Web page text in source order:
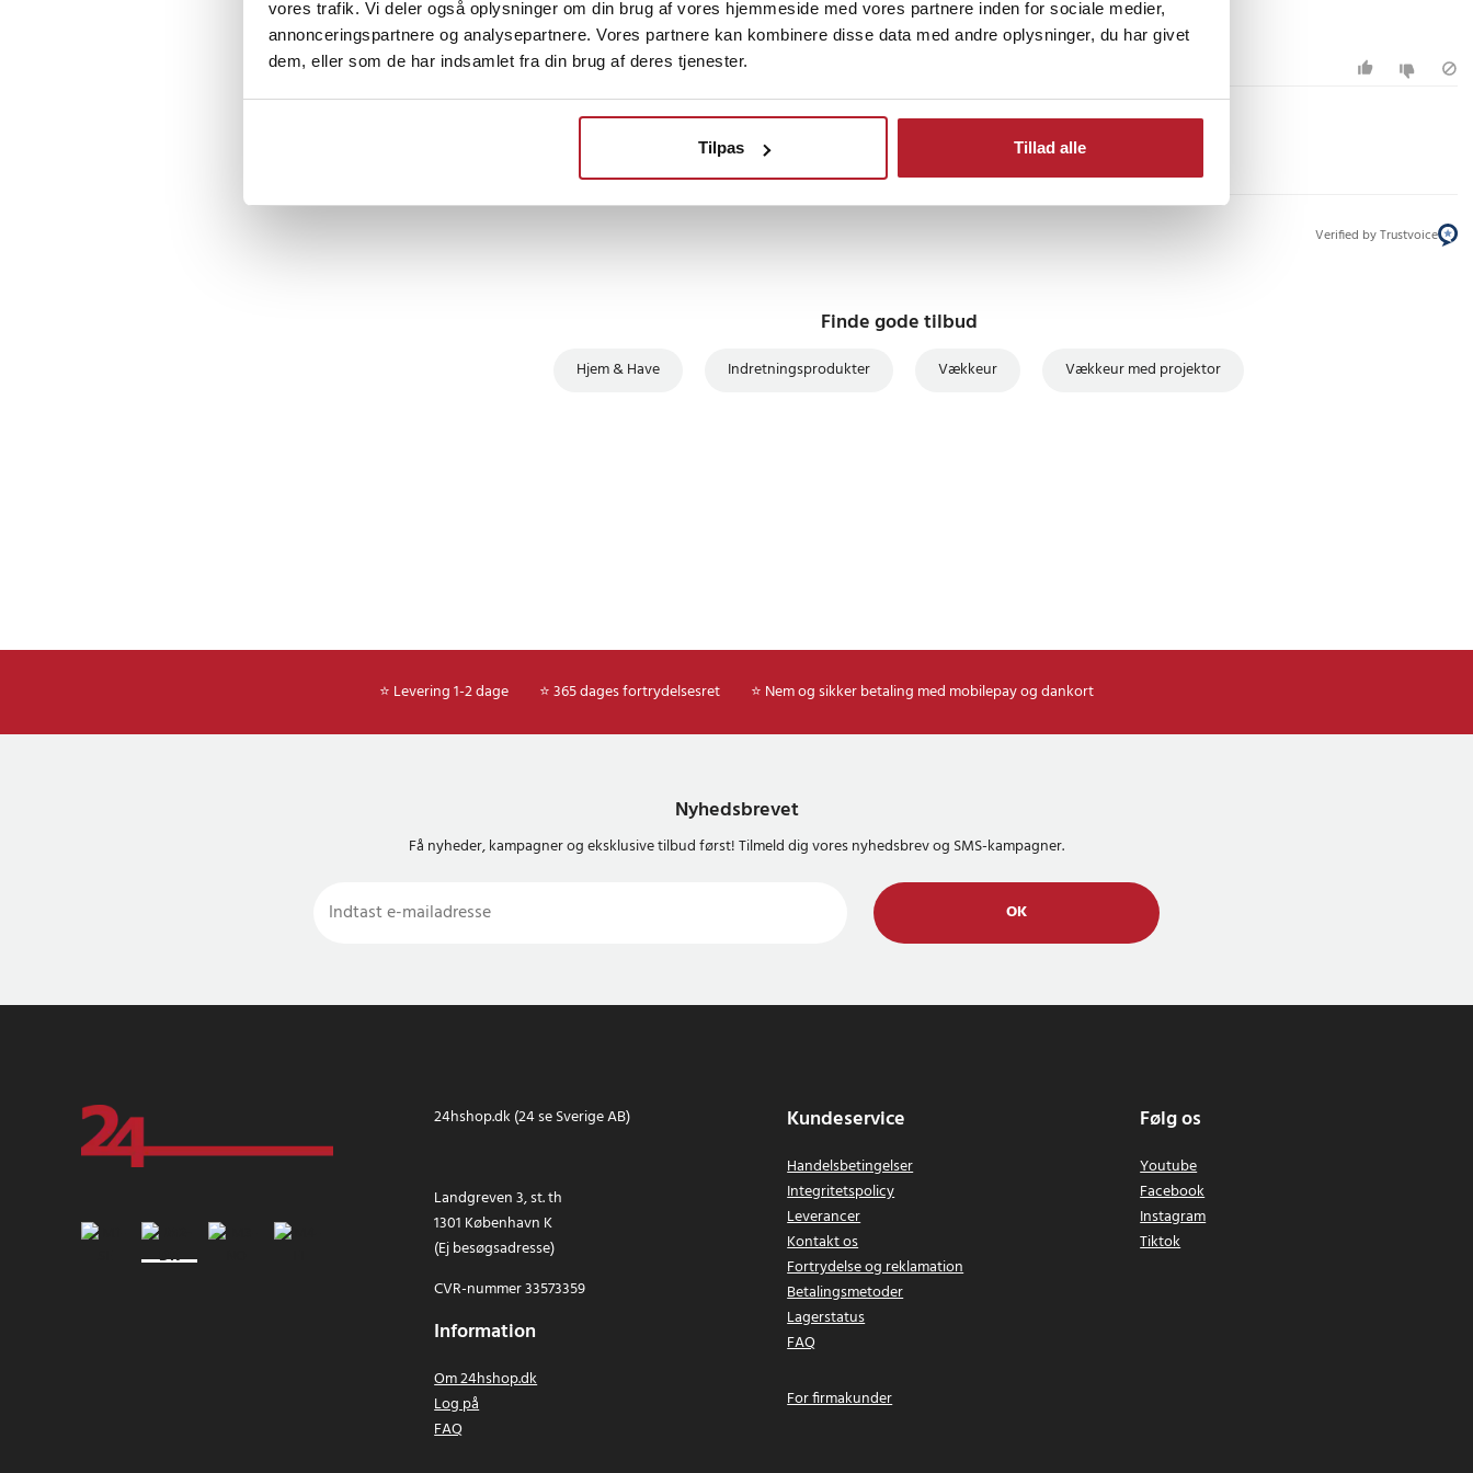
vores trafik. Vi deler også oplysninger om din brug af vores hjemmeside med vores partnere inden for sociale medier,
annonceringspartnere og analysepartnere. Vores partnere kan kombinere disse data med andre oplysninger, du har givet
dem, eller som de har indsamlet fra din brug af deres tjenester.
Tilpas Tillad alle
- Opladningsmetode: USB-strømforsyning
- Projektion: 180° justerbar, 9,8-16 fods rækkevidde
Mangler svensk brugermanual
Oversat fra svensk •Se original
Verified by Trustvoice
Finde gode tilbud
Hjem & Have Indretningsprodukter Vækkeur Vækkeur med projektor
⭐ Levering 1-2 dage ⭐ 365 dages fortrydelsesret ⭐ Nem og sikker betaling med mobilepay og dankort
Nyhedsbrevet
Få nyheder, kampagner og eksklusive tilbud først! Tilmeld dig vores nyhedsbrev og SMS-kampagner.
OK
24hshop.dk (24 se Sverige AB)
Landgreven 3, st. th
1301 København K
(Ej besøgsadresse)
CVR-nummer 33573359
Information
Om 24hshop.dk
Log på
FAQ
Kundeservice
Handelsbetingelser
Integritetspolicy
Leverancer
Kontakt os
Fortrydelse og reklamation
Betalingsmetoder
Lagerstatus
FAQ
For firmakunder
Følg os
Youtube
Facebook
Instagram
Tiktok